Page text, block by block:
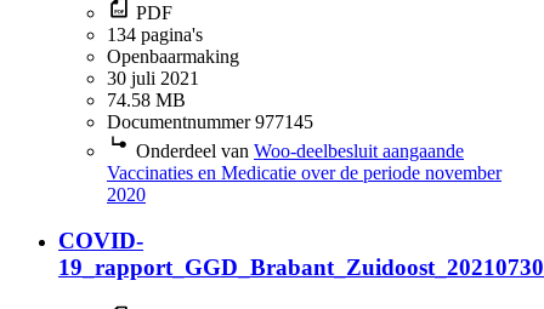
PDF
134 pagina's
Openbaarmaking
30 juli 2021
74.58 MB
Documentnummer 977145
Onderdeel van Woo-deelbesluit aangaande
Vaccinaties en Medicatie over de periode november
2020
COVID-